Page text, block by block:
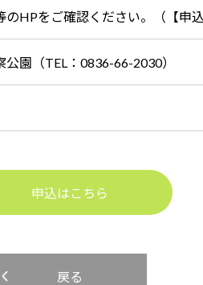
HPをご確認ください。（【申
園（TEL：0836-66-2030）
申込はこちら
戻る